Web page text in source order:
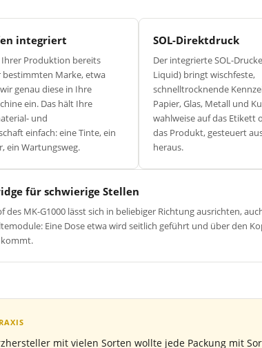
integriert
Ihrer Produktion bereits
bestimmten Marke, etwa
genau diese in Ihre
ein. Das hält Ihre
und
einfach: eine Tinte, ein
ein Wartungsweg.
SOL-Direktdruck
Der integrierte SOL-
Liquid) bringt wischfeste,
schnelltrocknende
Papier, Glas, Metall und
wahlweise auf das Etikett
das Produkt, gesteuert
heraus.
für schwierige Stellen
des MK-G1000 lässt sich in beliebiger Richtung ausrichten,
Eine Dose etwa wird seitlich geführt und über den
mit vielen Sorten wollte jede Packung mit